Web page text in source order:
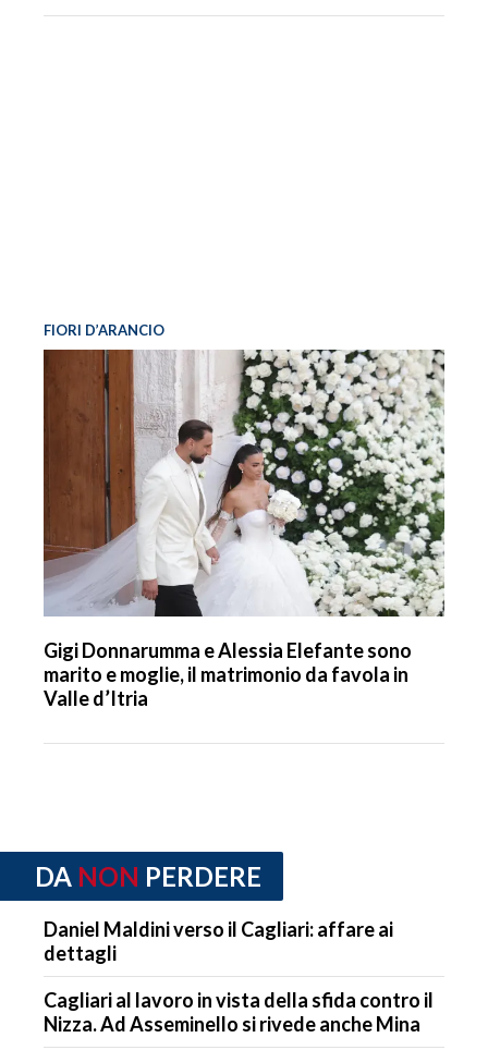
FIORI D’ARANCIO
Gigi Donnarumma e Alessia Elefante sono
marito e moglie, il matrimonio da favola in
Valle d’Itria
DA NON PERDERE
Daniel Maldini verso il Cagliari: affare ai
dettagli
Cagliari al lavoro in vista della sfida contro il
Nizza. Ad Asseminello si rivede anche Mina